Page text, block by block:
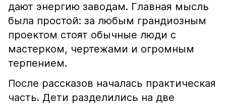
дают энергию заводам. Главная мысль
была простой: за любым грандиозным
проектом стоят обычные люди с
мастерком, чертежами и огромным
терпением.
После рассказов началась практическая
часть. Дети разделились на две